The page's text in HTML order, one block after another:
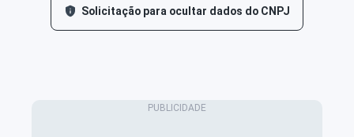
Solicitação para ocultar dados do CNPJ